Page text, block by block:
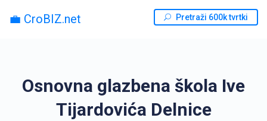
💼 CroBIZ.net Pretraži 600k tvrtki
Osnovna glazbena škola Ive
Tijardovića Delnice